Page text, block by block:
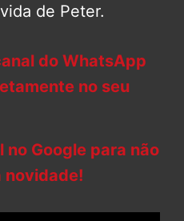
de Peter.
do WhatsApp
no seu
no Google para não
novidade!